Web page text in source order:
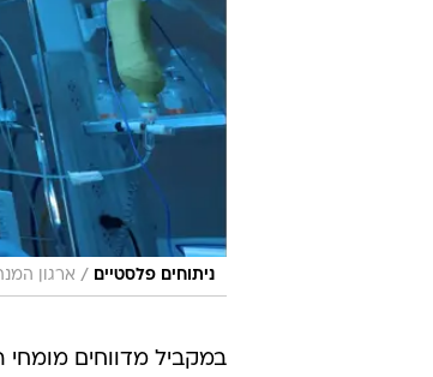
ניתוחים פלסטיים / ארגון